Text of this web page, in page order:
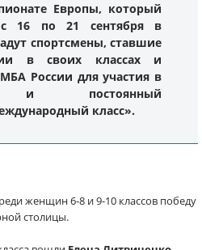
Европы, который
с 16 по 21 сентября в
спортсмены, ставшие
в своих классах и
России для участия в
и постоянный
класс».
женщин 6-8 и 9-10 классов победу
столицы.